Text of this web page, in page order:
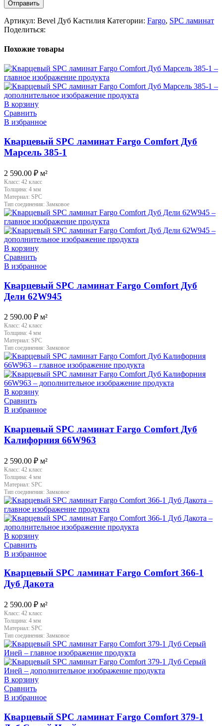
Артикул: Bevel Дуб Кастилия Категории: Fargo, SPC ламинат
Поделиться:
Похожие товары
В корзину
Сравнить
В избранное
Кварцевый SPC ламинат Fargo Comfort Дуб
Марсель 385-1
2 590.00 ₽ м²
Класс: 42 класс
Толщина: 4 мм
Материал: SPC
Тип соединения: Замковое
В корзину
Сравнить
В избранное
Кварцевый SPC ламинат Fargo Comfort Дуб
Дели 62W945
2 590.00 ₽ м²
Класс: 42 класс
Толщина: 4 мм
Материал: SPC
Тип соединения: Замковое
В корзину
Сравнить
В избранное
Кварцевый SPC ламинат Fargo Comfort Дуб
Калифорния 66W963
2 590.00 ₽ м²
Класс: 42 класс
Толщина: 4 мм
Материал: SPC
Тип соединения: Замковое
В корзину
Сравнить
В избранное
Кварцевый SPC ламинат Fargo Comfort 366-1
Дуб Дакота
2 590.00 ₽ м²
Класс: 42 класс
Толщина: 4 мм
Материал: SPC
Тип соединения: Замковое
В корзину
Сравнить
В избранное
Кварцевый SPC ламинат Fargo Comfort 379-1